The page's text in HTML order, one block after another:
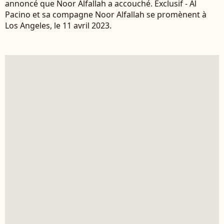
annoncé que Noor Alfallah a accouché. Exclusif - Al
Pacino et sa compagne Noor Alfallah se promènent à
Los Angeles, le 11 avril 2023.